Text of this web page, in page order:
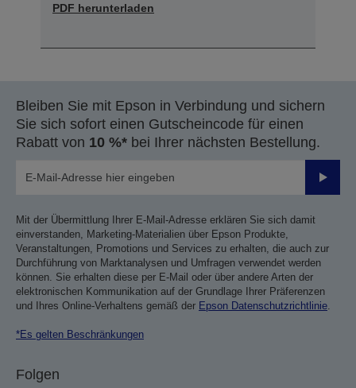
PDF herunterladen
Bleiben Sie mit Epson in Verbindung und sichern
Sie sich sofort einen Gutscheincode für einen
Rabatt von 10 %* bei Ihrer nächsten Bestellung.
Mit der Übermittlung Ihrer E-Mail-Adresse erklären Sie sich damit
einverstanden, Marketing-Materialien über Epson Produkte,
Veranstaltungen, Promotions und Services zu erhalten, die auch zur
Durchführung von Marktanalysen und Umfragen verwendet werden
können. Sie erhalten diese per E-Mail oder über andere Arten der
elektronischen Kommunikation auf der Grundlage Ihrer Präferenzen
und Ihres Online-Verhaltens gemäß der Epson Datenschutzrichtlinie
*Es gelten Beschränkungen
Folgen